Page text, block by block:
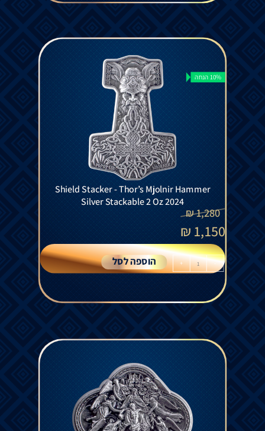
10% הנחה
Shield Stacker - Thor’s Mjolnir Hammer
Silver Stackable 2 Oz 2024
1,280
₪
1,150
₪
-
+ הוספה לסל